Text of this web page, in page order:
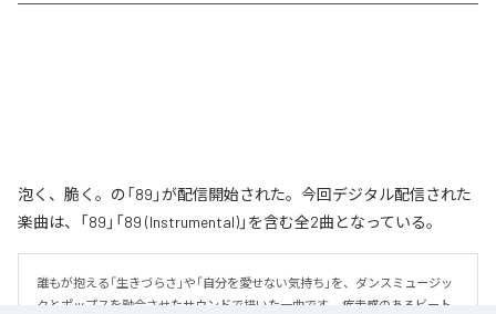
泡く、脆く。の「89」が配信開始された。今回デジタル配信された
楽曲は、「89」「89 (Instrumental)」を含む全2曲となっている。
誰もが抱える「生きづらさ」や「自分を愛せない気持ち」を、ダンスミュージッ
クとポップスを融合させたサウンドで描いた一曲です。 疾走感のあるビート